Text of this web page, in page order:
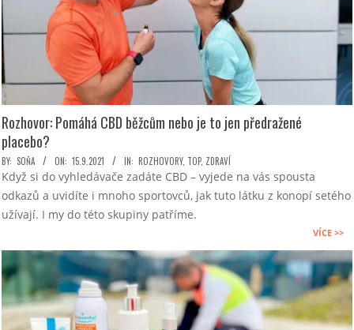
Rozhovor: Pomáhá CBD běžcům nebo je to jen předražené
placebo?
2021-
09-
15
BY: SOŇA ON: 15.9.2021 IN: ROZHOVORY, TOP, ZDRAVÍ
Když si do vyhledávače zadáte CBD – vyjede na vás spousta
odkazů a uvidíte i mnoho sportovců, jak tuto látku z konopí setého
užívají. I my do této skupiny patříme.
VÍCE >>